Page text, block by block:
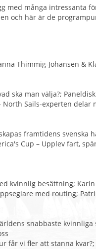
med många intressanta
och här är de
Thimmig-Johansen &
ska man välja?;
North Sails-experten delar
framtidens svenska
Cup – Upplev fart,
kvinnlig besättning;
med routing;
snabbaste
får vi fler att stanna